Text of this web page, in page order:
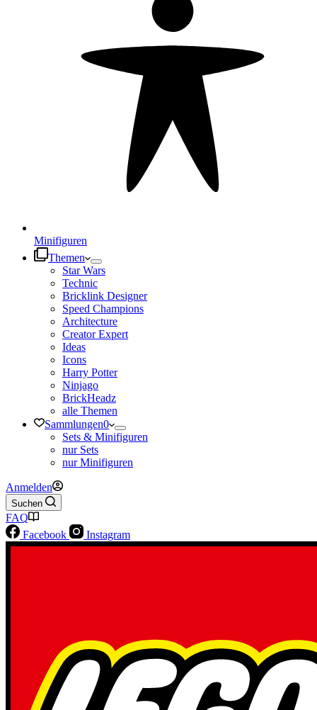
Minifiguren
Themen
Star Wars
Technic
Bricklink Designer
Speed Champions
Architecture
Creator Expert
Ideas
Icons
Harry Potter
Ninjago
BrickHeadz
alle Themen
Sammlungen0
Sets & Minifiguren
nur Sets
nur Minifiguren
Anmelden
Suchen
FAQ
Facebook
Instagram